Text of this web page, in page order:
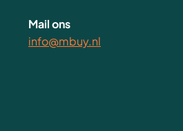
Mail ons
info@mbuy.nl